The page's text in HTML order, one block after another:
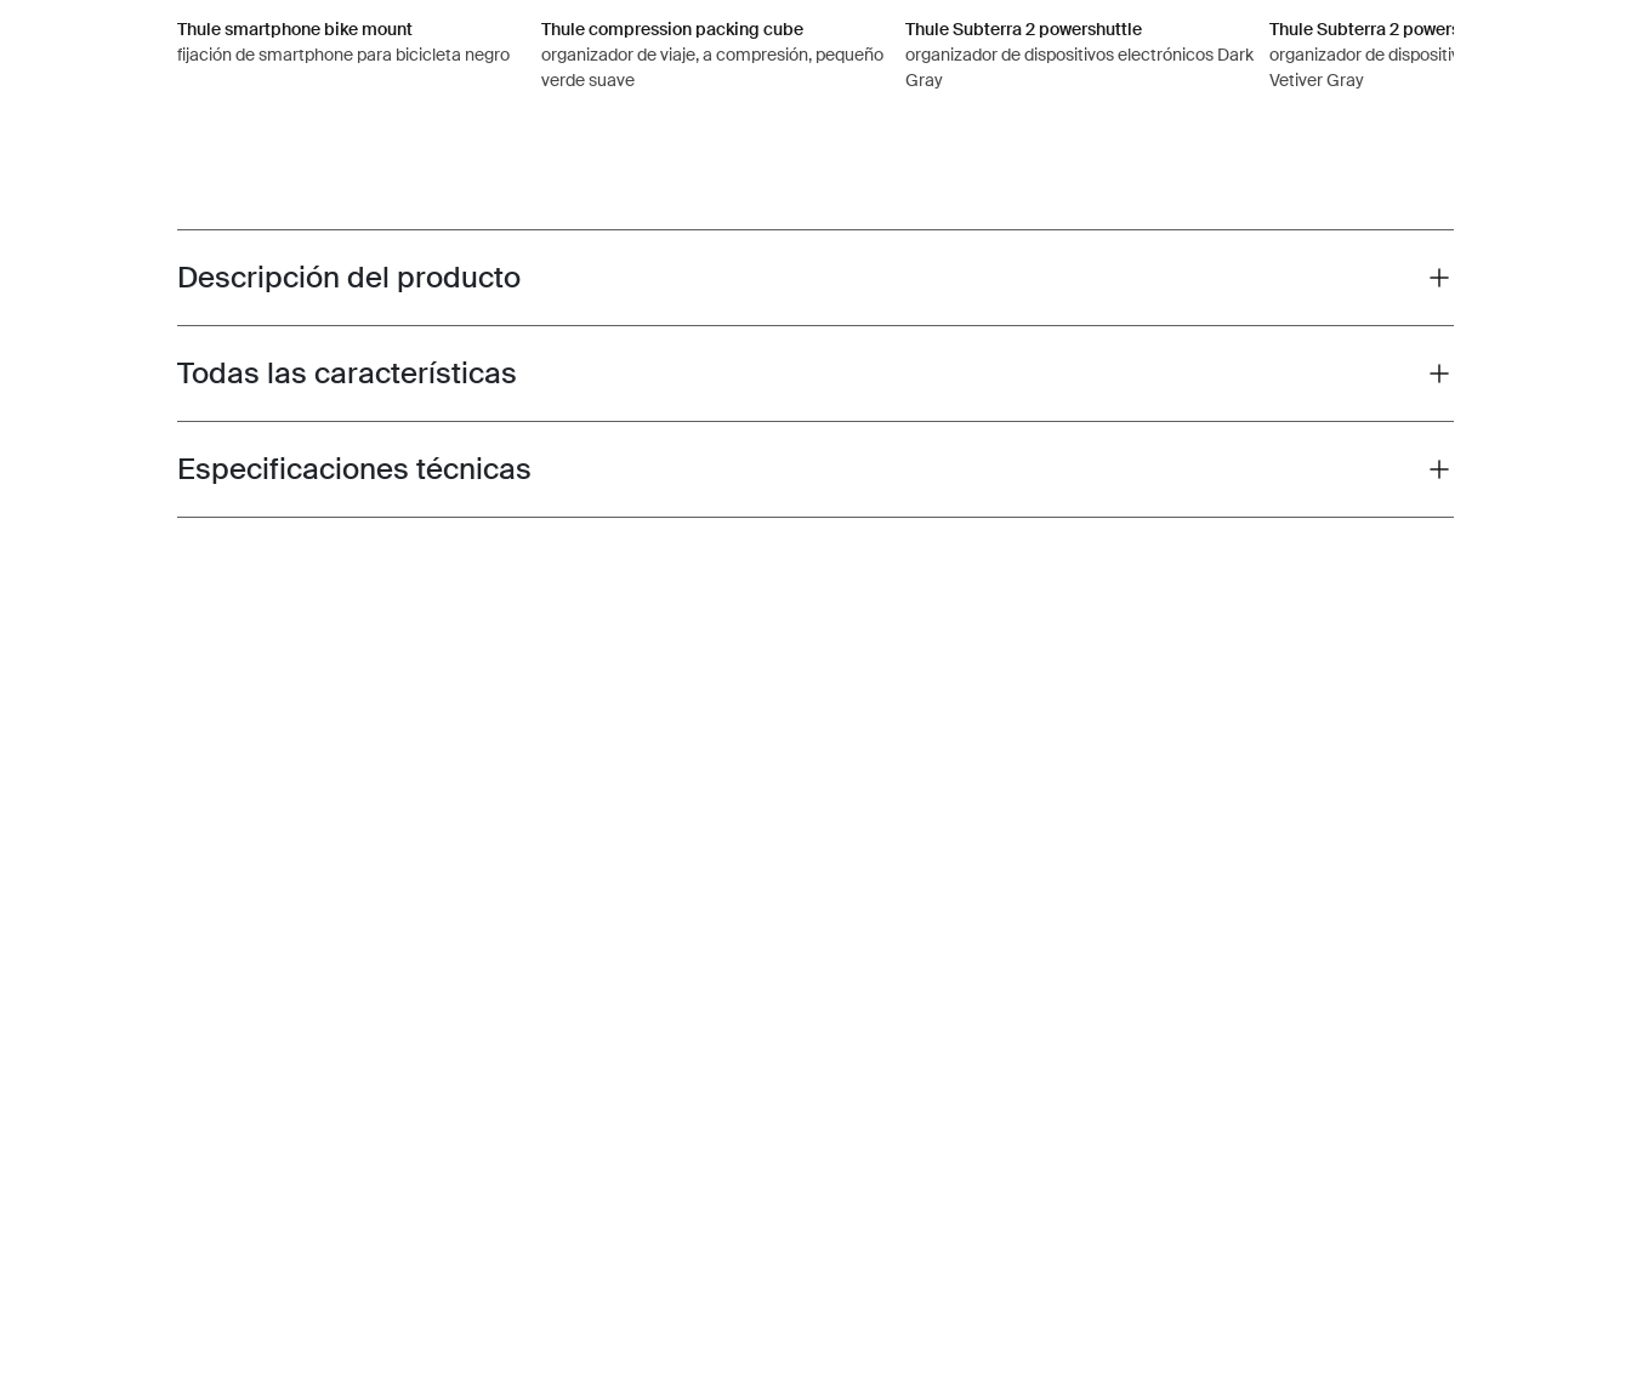
Thule smartphone bike mount
fijación de smartphone para bicicleta negro
Thule compression packing cube
organizador de viaje, a compresión, pequeño
verde suave
Thule Subterra 2 powershuttle
organizador de dispositivos electrónicos Dark
Gray
Thule Subterra 2 powershuttle
organizador de dispositivos electrónicos
Vetiver Gray
Toggle overview
Descripción del producto
Toggle features
Todas las características
Toggle techspec
Especificaciones técnicas